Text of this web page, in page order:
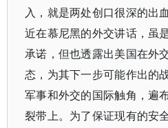
入，就是两处创口很深的出
近在慕尼黑的外交讲话，虽
承诺，但也透露出美国在外
态，为其下一步可能作出的
军事和外交的国际触角，遍
裂带上。为了保证现有的安